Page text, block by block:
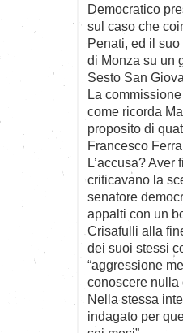
Democratico
sul caso che
Penati, ed il
di Monza su un
Sesto San
La
come ricorda
proposito di
Francesco
L’accusa?
criticavano la
senatore
appalti con un
Crisafulli alla
dei suoi stessi
“aggressione
conoscere nulla
Nella stessa
indagato per